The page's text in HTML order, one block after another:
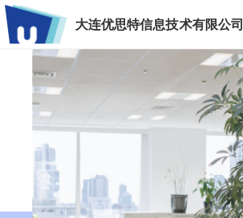
大连优思特信息技术有限公司